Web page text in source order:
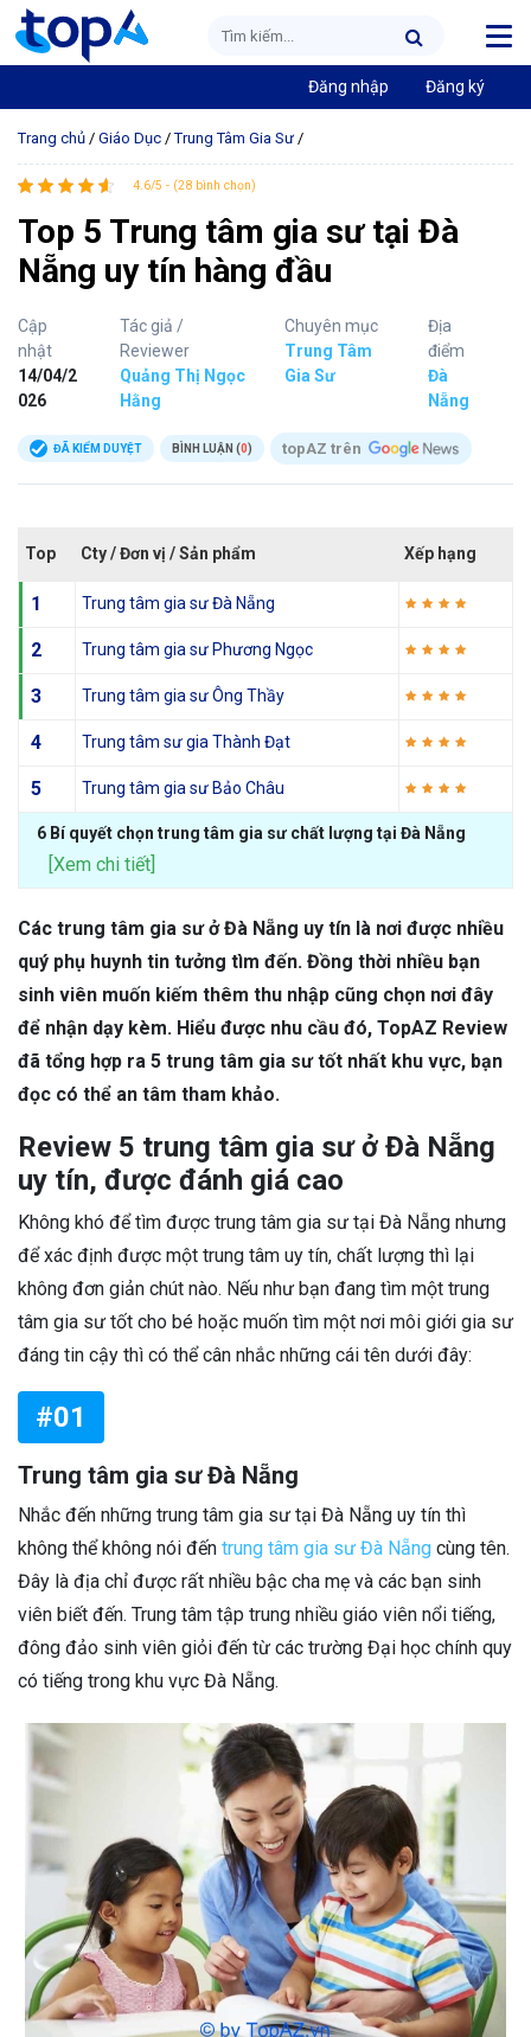
Đăng nhập Đăng ký
Trang chủ / Giáo Dục /Trung Tâm Gia Sư /
4.6/5 - (28 bình chọn)
Top 5 Trung tâm gia sư tại Đà
Nẵng uy tín hàng đầu
Cập
nhật
14/04/2
026
Tác giả /
Reviewer
Quảng Thị Ngọc
Hằng
Chuyên mục
Trung Tâm
Gia Sư
Địa
điểm
Đà
Nẵng
ĐÃ KIỂM DUYỆT BÌNH LUẬN (0) topAZ trên
Top Cty / Đơn vị / Sản phẩm Xếp hạng
1 Trung tâm gia sư Đà Nẵng
2 Trung tâm gia sư Phương Ngọc
3 Trung tâm gia sư Ông Thầy
4 Trung tâm sư gia Thành Đạt
5 Trung tâm gia sư Bảo Châu
6 Bí quyết chọn trung tâm gia sư chất lượng tại Đà Nẵng
[Xem chi tiết]
Các trung tâm gia sư ở Đà Nẵng uy tín là nơi được nhiều
quý phụ huynh tin tưởng tìm đến. Đồng thời nhiều bạn
sinh viên muốn kiếm thêm thu nhập cũng chọn nơi đây
để nhận dạy kèm. Hiểu được nhu cầu đó, TopAZ Review
đã tổng hợp ra 5 trung tâm gia sư tốt nhất khu vực, bạn
đọc có thể an tâm tham khảo.
Review 5 trung tâm gia sư ở Đà Nẵng
uy tín, được đánh giá cao
Không khó để tìm được trung tâm gia sư tại Đà Nẵng nhưng
để xác định được một trung tâm uy tín, chất lượng thì lại
không đơn giản chút nào. Nếu như bạn đang tìm một trung
tâm gia sư tốt cho bé hoặc muốn tìm một nơi môi giới gia sư
đáng tin cậy thì có thể cân nhắc những cái tên dưới đây:
#01
Trung tâm gia sư Đà Nẵng
Nhắc đến những trung tâm gia sư tại Đà Nẵng uy tín thì
không thể không nói đến trung tâm gia sư Đà Nẵng cùng tên.
Đây là địa chỉ được rất nhiều bậc cha mẹ và các bạn sinh
viên biết đến. Trung tâm tập trung nhiều giáo viên nổi tiếng,
đông đảo sinh viên giỏi đến từ các trường Đại học chính quy
có tiếng trong khu vực Đà Nẵng.